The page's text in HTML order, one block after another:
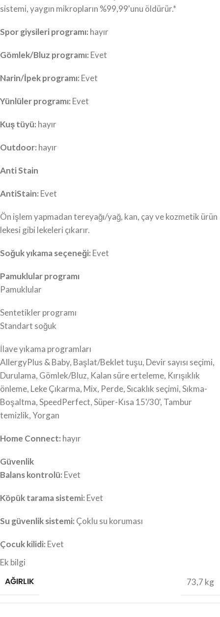
sistemi, yaygın mikropların %99,99'unu öldürür.*
Spor giysileri programı: hayır
Gömlek/Bluz programı: Evet
Narin/İpek programı: Evet
Yünlüler programı: Evet
Kuş tüyü: hayır
Outdoor: hayır
Anti Stain
AntiStain: Evet
Ön işlem yapmadan tereyağı/yağ, kan, çay ve kozmetik ürün
lekesi gibi lekeleri çıkarır.
Soğuk yıkama seçeneği: Evet
Pamuklular programı
Pamuklular
Sentetikler programı
Standart soğuk
İlave yıkama programları
AllergyPlus & Baby, Başlat/Beklet tuşu, Devir sayısı seçimi,
Durulama, Gömlek/Bluz, Kalan süre erteleme, Kırışıklık
önleme, Leke Çıkarma, Mix, Perde, Sıcaklık seçimi, Sıkma-
Boşaltma, SpeedPerfect, Süper-Kısa 15'/30', Tambur
temizlik, Yorgan
Home Connect: hayır
Güvenlik
Balans kontrolü: Evet
Köpük tarama sistemi: Evet
Su güvenlik sistemi: Çoklu su koruması
Çocuk kilidi: Evet
Ek bilgi
AĞIRLIK 73,7 kg